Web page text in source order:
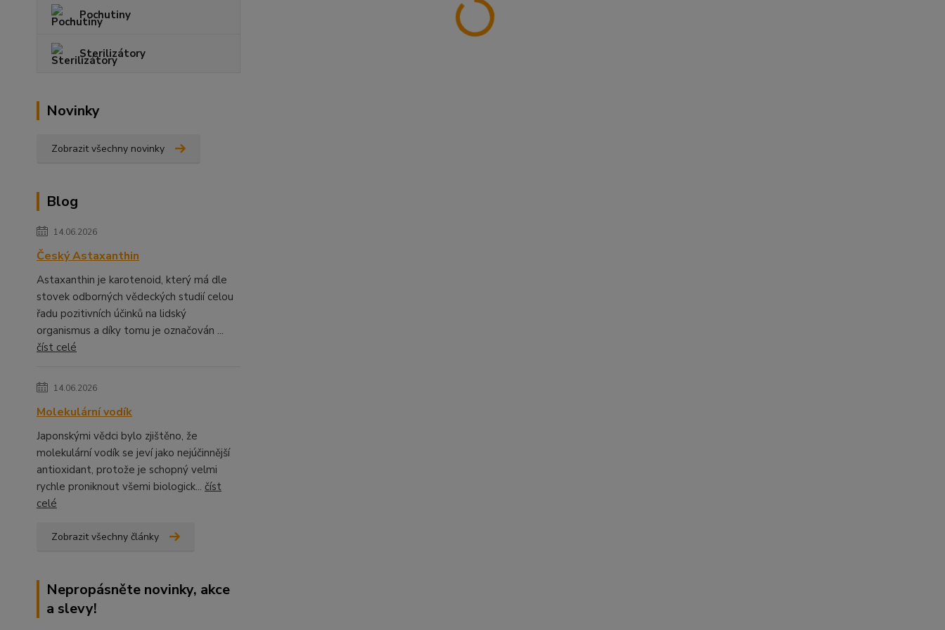
Pochutiny
Sterilizátory
Novinky
Zobrazit všechny novinky
Blog
14.06.2026
Český Astaxanthin
Astaxanthin je karotenoid, který má dle
stovek odborných vědeckých studií celou
řadu pozitivních účinků na lidský
organismus a díky tomu je označován ...
číst celé
14.06.2026
Molekulární vodík
Japonskými vědci bylo zjištěno, že
molekulární vodík se jeví jako nejúčinnější
antioxidant, protože je schopný velmi
rychle proniknout všemi biologick... číst
celé
Zobrazit všechny články
Nepropásněte novinky, akce
a slevy!